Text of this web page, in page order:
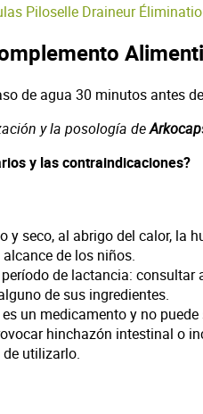
Piloselle Draineur
de agua 30 minutos antes
y la posología de
y las contraindicaciones?
y seco, al abrigo del calor, la
de los niños.
de lactancia: consultar
de sus ingredientes.
un medicamento y no
hinchazón intestinal o
utilizarlo.